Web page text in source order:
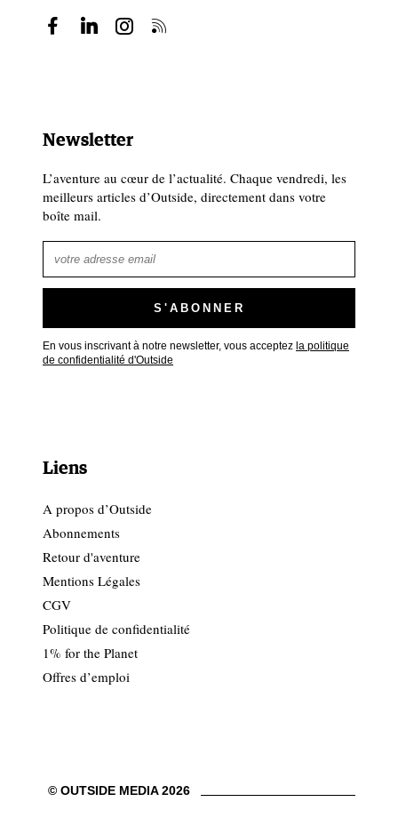
Newsletter
L’aventure au cœur de l’actualité. Chaque vendredi, les
meilleurs articles d’Outside, directement dans votre
boîte mail.
En vous inscrivant à notre newsletter, vous acceptez la politique
de confidentialité d'Outside
Liens
A propos d’Outside
Abonnements
Retour d'aventure
Mentions Légales
CGV
Politique de confidentialité
1% for the Planet
Offres d’emploi
© OUTSIDE MEDIA 2026